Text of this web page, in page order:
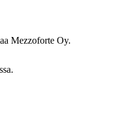
Mezzoforte Oy.